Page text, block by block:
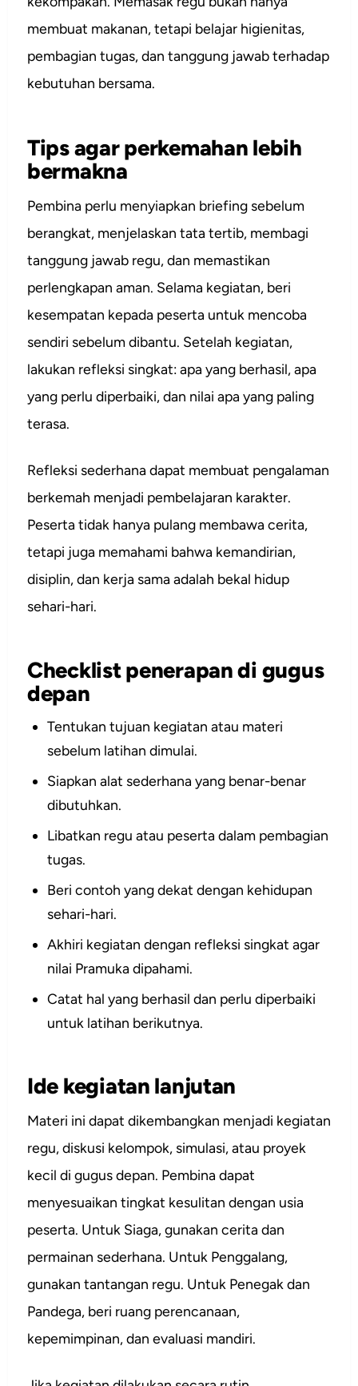
membuat makanan, tetapi belajar higienitas,
pembagian tugas, dan tanggung jawab terhadap
kebutuhan bersama.
Tips agar perkemahan lebih
bermakna
Pembina perlu menyiapkan briefing sebelum
berangkat, menjelaskan tata tertib, membagi
tanggung jawab regu, dan memastikan
perlengkapan aman. Selama kegiatan, beri
kesempatan kepada peserta untuk mencoba
sendiri sebelum dibantu. Setelah kegiatan,
lakukan refleksi singkat: apa yang berhasil, apa
yang perlu diperbaiki, dan nilai apa yang paling
terasa.
Refleksi sederhana dapat membuat pengalaman
berkemah menjadi pembelajaran karakter.
Peserta tidak hanya pulang membawa cerita,
tetapi juga memahami bahwa kemandirian,
disiplin, dan kerja sama adalah bekal hidup
sehari-hari.
Checklist penerapan di gugus
depan
Tentukan tujuan kegiatan atau materi
sebelum latihan dimulai.
Siapkan alat sederhana yang benar-benar
dibutuhkan.
Libatkan regu atau peserta dalam pembagian
tugas.
Beri contoh yang dekat dengan kehidupan
sehari-hari.
Akhiri kegiatan dengan refleksi singkat agar
nilai Pramuka dipahami.
Catat hal yang berhasil dan perlu diperbaiki
untuk latihan berikutnya.
Ide kegiatan lanjutan
Materi ini dapat dikembangkan menjadi kegiatan
regu, diskusi kelompok, simulasi, atau proyek
kecil di gugus depan. Pembina dapat
menyesuaikan tingkat kesulitan dengan usia
peserta. Untuk Siaga, gunakan cerita dan
permainan sederhana. Untuk Penggalang,
gunakan tantangan regu. Untuk Penegak dan
Pandega, beri ruang perencanaan,
kepemimpinan, dan evaluasi mandiri.